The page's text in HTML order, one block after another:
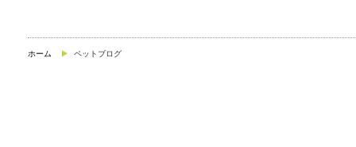
ホーム ペットブログ